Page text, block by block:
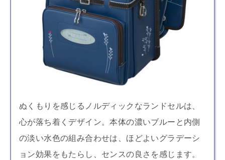
ぬくもりを感じるノルディックなランドセルは、
心が落ち着くデザイン。本体の濃いブルーと内側
の淡い水色の組み合わせは、ほどよいグラデーシ
ョン効果をもたらし、センスの良さを感じます。